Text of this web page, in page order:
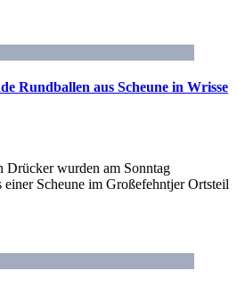
Rundballen aus Scheune in Wrisse
Drücker wurden am Sonntag
einer Scheune im Großefehntjer Ortsteil